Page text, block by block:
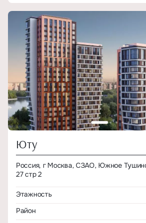
Юту
Россия, г Москва, СЗАО, Южное
27 стр 2
Этажность
Район